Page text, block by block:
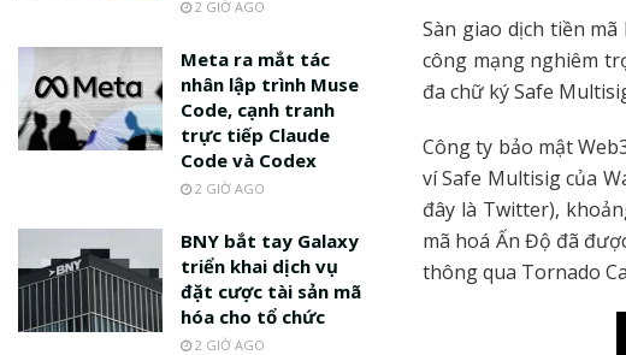
Sàn giao dịch tiền
công mạng nghiêm
đa chữ ký Safe
Công ty bảo mật
ví Safe Multisig của
đây là Twitter),
mã hoá Ấn Độ đã
thông qua Tornado
2 GIỜ AGO
Meta ra mắt tác
nhân lập trình Muse
Code, cạnh tranh
trực tiếp Claude
Code và Codex
2 GIỜ AGO
BNY bắt tay Galaxy
triển khai dịch vụ
đặt cược tài sản mã
hóa cho tổ chức
2 GIỜ AGO